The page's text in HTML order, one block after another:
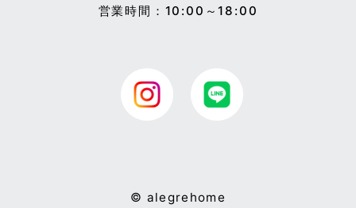
営業時間：10:00～18:00
© alegrehome